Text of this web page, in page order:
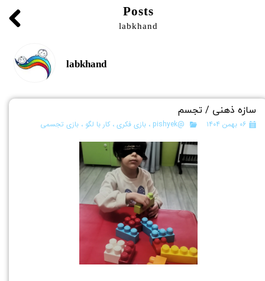
Posts
labkhand
labkhand
سازه ذهنی / تجسم
۰۶ بهمن ۱۴۰۴ @pishyek ، بازی فکری ،کار با لگو ، بازی تجسمی